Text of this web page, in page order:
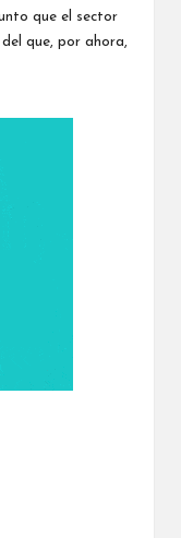
que el sector
que, por ahora,